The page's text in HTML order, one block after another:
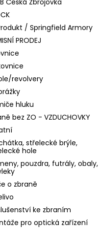
Česká Zbrojovka
/ Springfield Armory
PRODEJ
revolvery
hluku
bez ZO - VZDUCHOVKY
střelecké brýle,
hole
pouzdra, futrály, obaly,
o zbraně
ke zbraním
pro optická zařízení
POUKAZ (DO POZNÁMKY
OBDAROVANÉHO)